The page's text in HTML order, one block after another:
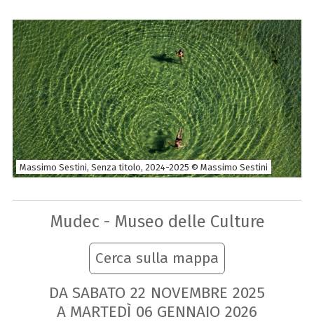
Massimo Sestini, Senza titolo, 2024-2025 © Massimo Sestini
Mudec - Museo delle Culture
Cerca sulla mappa
DA SABATO 22 NOVEMBRE 2025
A MARTEDÌ 06 GENNAIO 2026